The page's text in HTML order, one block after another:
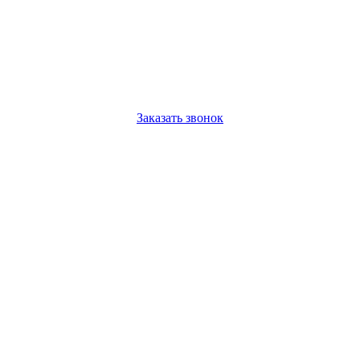
Заказать звонок